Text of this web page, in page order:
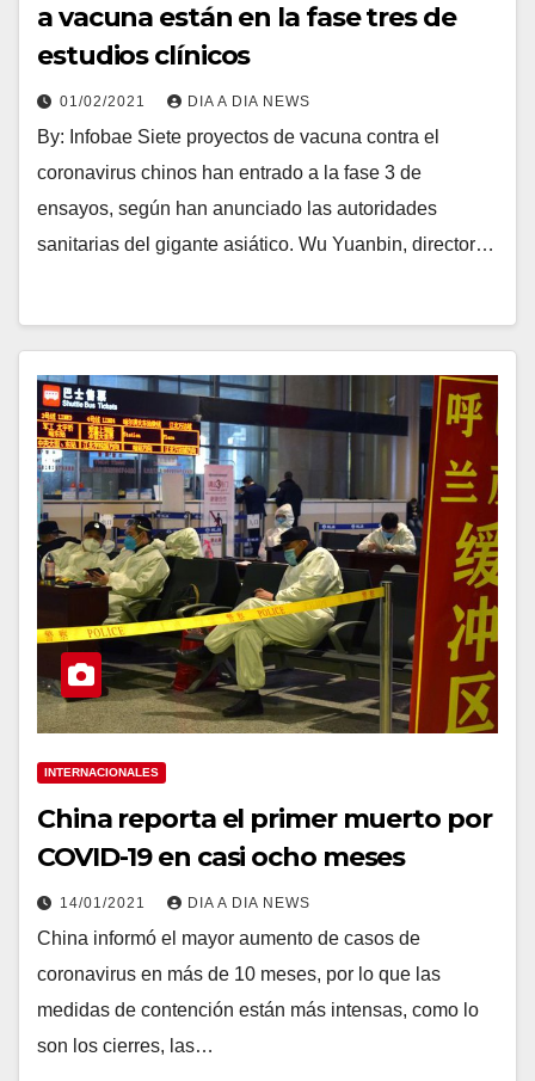
a vacuna están en la fase tres de
estudios clínicos
01/02/2021 DIA A DIA NEWS
By: Infobae Siete proyectos de vacuna contra el
coronavirus chinos han entrado a la fase 3 de
ensayos, según han anunciado las autoridades
sanitarias del gigante asiático. Wu Yuanbin, director…
INTERNACIONALES
China reporta el primer muerto por
COVID-19 en casi ocho meses
14/01/2021 DIA A DIA NEWS
China informó el mayor aumento de casos de
coronavirus en más de 10 meses, por lo que las
medidas de contención están más intensas, como lo
son los cierres, las…